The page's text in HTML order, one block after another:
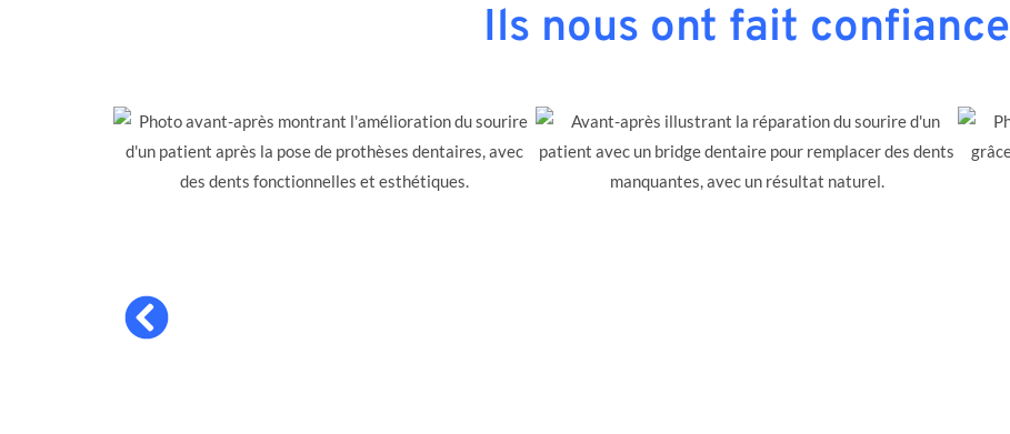
Ils nous ont fait confiance